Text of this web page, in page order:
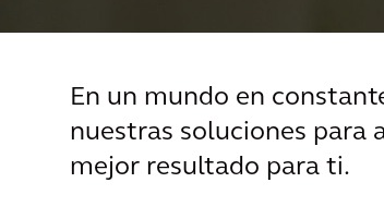
En un mundo en
nuestras soluciones para
mejor resultado para ti.